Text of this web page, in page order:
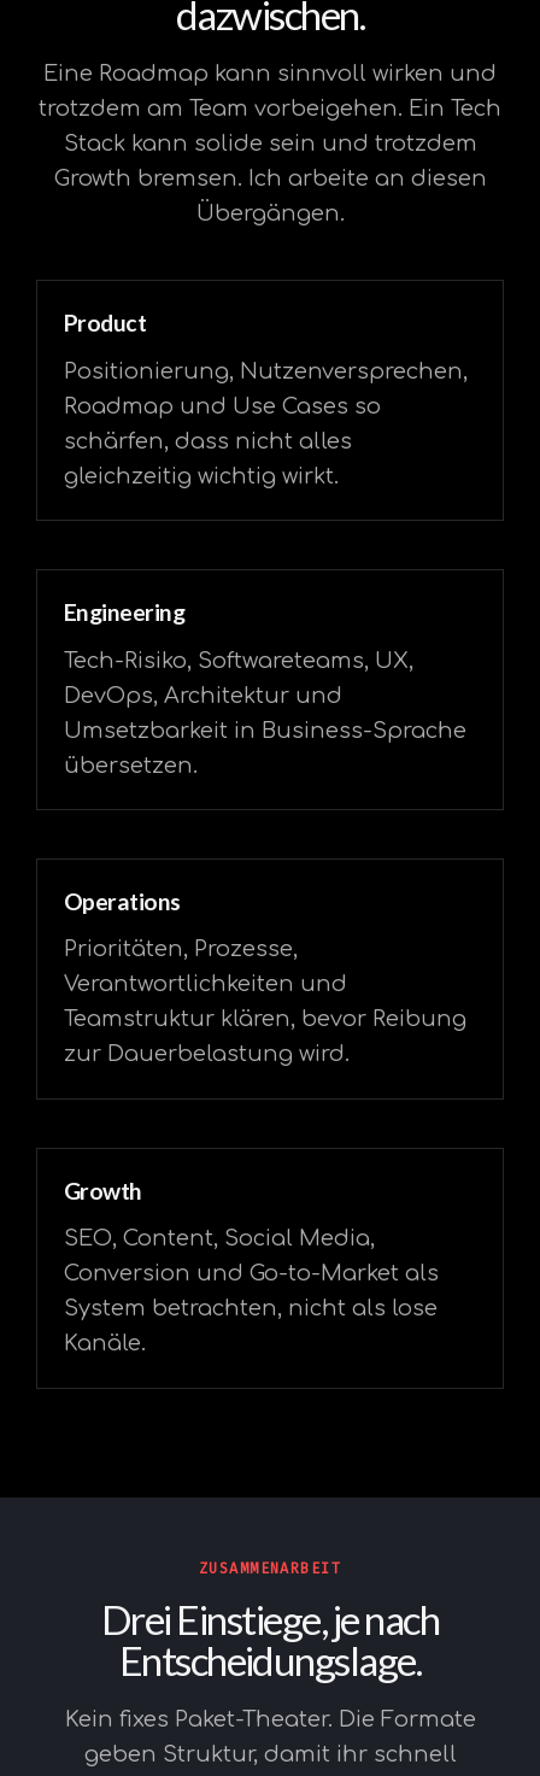
dazwischen.
Eine Roadmap kann sinnvoll wirken und
trotzdem am Team vorbeigehen. Ein Tech
Stack kann solide sein und trotzdem
Growth bremsen. Ich arbeite an diesen
Übergängen.
Product
Positionierung, Nutzenversprechen,
Roadmap und Use Cases so
schärfen, dass nicht alles
gleichzeitig wichtig wirkt.
Engineering
Tech-Risiko, Softwareteams, UX,
DevOps, Architektur und
Umsetzbarkeit in Business-Sprache
übersetzen.
Operations
Prioritäten, Prozesse,
Verantwortlichkeiten und
Teamstruktur klären, bevor Reibung
zur Dauerbelastung wird.
Growth
SEO, Content, Social Media,
Conversion und Go-to-Market als
System betrachten, nicht als lose
Kanäle.
ZUSAMMENARBEIT
Drei Einstiege, je nach
Entscheidungslage.
Kein fixes Paket-Theater. Die Formate
geben Struktur, damit ihr schnell